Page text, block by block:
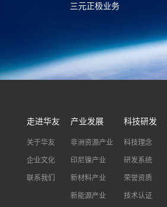
三元正极业务
走进华友
关于华友
企业文化
联系我们
产业发展
非洲资源产业
印尼镍产业
新材料产业
新能源产业
科技研发
科技理念
研发系统
荣誉资质
技术认证